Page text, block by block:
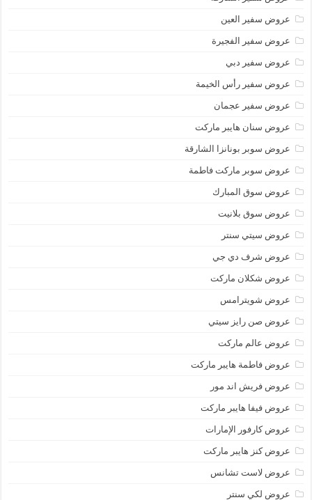
عروض سفير العين
عروض سفير الفجيرة
عروض سفير دبي
عروض سفير رأس الخيمة
عروض سفير عجمان
عروض سنان هايبر ماركت
عروض سوبر بونانزا الشارقة
عروض سوبر ماركت فاطمة
عروض سوق المبارك
عروض سوق بلانيت
عروض سيتي سنتر
عروض شرف دي جي
عروض شكلان ماركت
عروض شويترامس
عروض صن رايز سيتي
عروض عالم ماركت
عروض فاطمة هايبر ماركت
عروض فريش اند مور
عروض فيفا هايبر ماركت
عروض كارفور الإمارات
عروض كنز هايبر ماركت
عروض لاست تشانس
عروض لكي سنتر